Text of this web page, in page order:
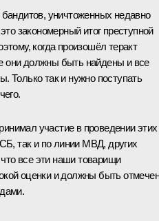
уничтоженных недавно
закономерный итог преступной
когда произошёл теракт
они должны быть найдены и все
Только так и нужно поступать
участие в проведении этих
так и по линии МВД, других
что все эти наши товарищи
оценки и должны быть